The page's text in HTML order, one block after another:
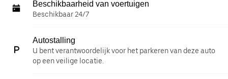
Beschikbaarheid van voertuigen
Beschikbaar 24/7
Autostalling
U bent verantwoordelijk voor het parkeren van deze auto
op een veilige locatie.